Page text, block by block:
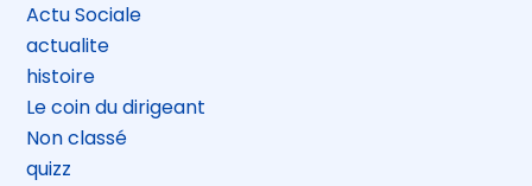
Actu Sociale
actualite
histoire
Le coin du dirigeant
Non classé
quizz